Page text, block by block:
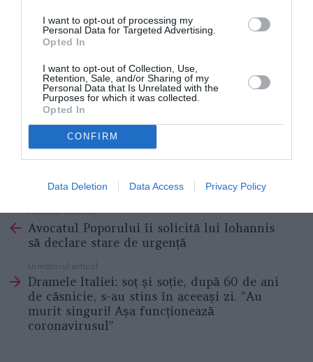
I want to opt-out of processing my
Personal Data for Targeted Advertising.
Opted In
I want to opt-out of Collection, Use,
Retention, Sale, and/or Sharing of my
Personal Data that Is Unrelated with the
Purposes for which it was collected.
Opted In
CONFIRM
Data Deletion Data Access Privacy Policy
CORONAVIRUS ROMANIA
See
more
Articolul anterior
Avocatul Poporului îi solicită lui Iohannis
să declare stare de urgență
Următorul articol
Dramele Italiei: soț și soție, după 60 de ani
de căsnicie, s-au stins în aceeași zi. ”Au
murit singuri! Așa funcționează
coronavirusul”